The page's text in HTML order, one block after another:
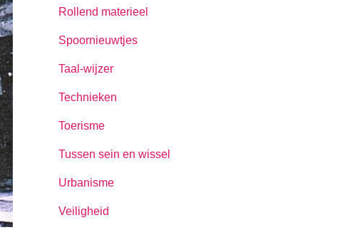
Rollend materieel
Spoornieuwtjes
Taal-wijzer
Technieken
Toerisme
Tussen sein en wissel
Urbanisme
Veiligheid